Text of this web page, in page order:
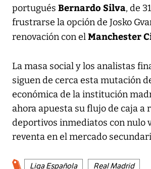
portugués Bernardo Silva, de
frustrarse la opción de Josko
renovación con elManchester
La masa social y los analistas
siguen de cerca esta mutación
económica de la institución
ahora apuesta su flujo de caja a
deportivos inmediatos con nulo
reventa en el mercado
Liga Española Real Madrid